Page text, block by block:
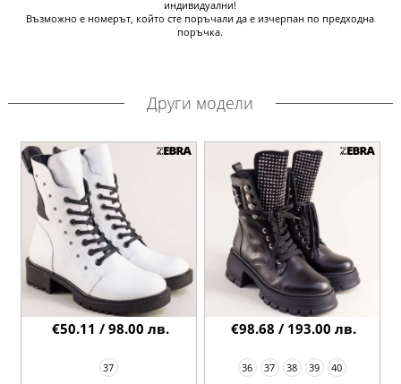
индивидуални!
Възможно е номерът, който сте поръчали да е изчерпан по предходна
поръчка.
Други модели
37
€50.11 / 98.00 лв.
36 37 38 39 40
€98.68 / 193.00 лв.